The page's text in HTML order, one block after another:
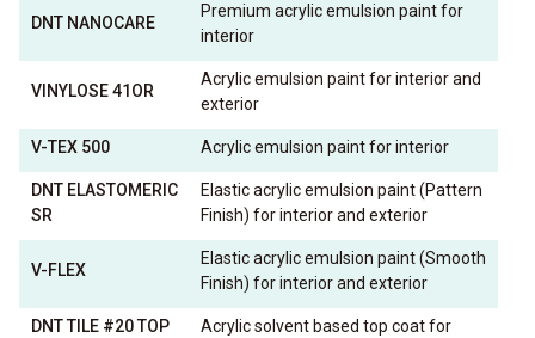
DNT NANOCARE
Premium acrylic emulsion paint for
interior
VINYLOSE 41OR
Acrylic emulsion paint for interior and
exterior
V-TEX 500 Acrylic emulsion paint for interior
DNT ELASTOMERIC
SR
Elastic acrylic emulsion paint (Pattern
Finish) for interior and exterior
V-FLEX
Elastic acrylic emulsion paint (Smooth
Finish) for interior and exterior
DNT TILE #20 TOP
Acrylic solvent based top coat for